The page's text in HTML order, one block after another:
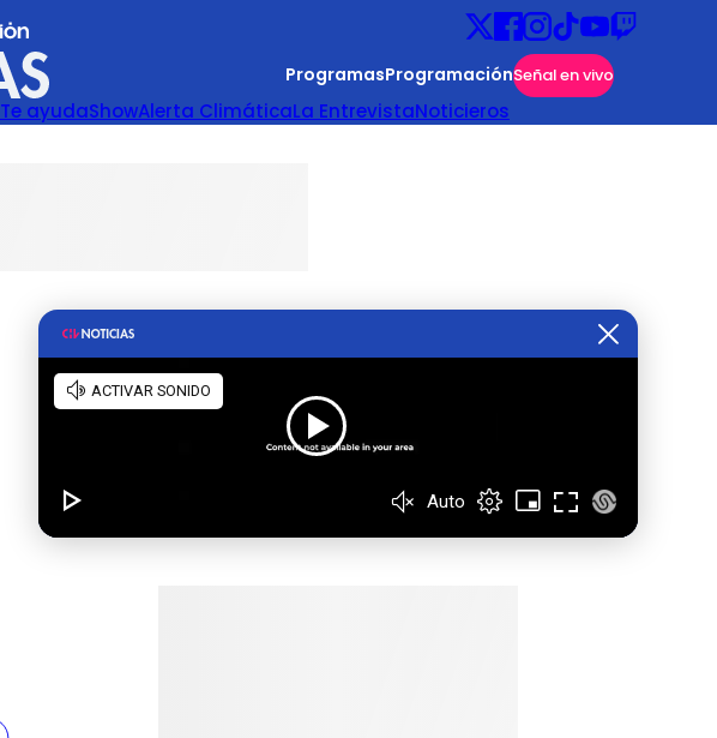
ProgramasProgramaciónSeñal en vivo
Te ayudaShowAlerta ClimáticaLa EntrevistaNoticieros